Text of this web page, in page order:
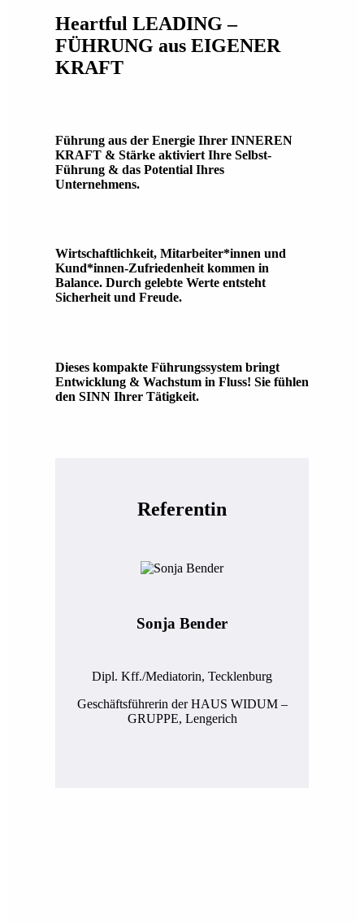
Heartful LEADING –
FÜHRUNG aus EIGENER
KRAFT
Führung aus der Energie Ihrer INNEREN
KRAFT & Stärke aktiviert Ihre Selbst-
Führung & das Potential Ihres
Unternehmens.
Wirtschaftlichkeit, Mitarbeiter*innen und
Kund*innen-Zufriedenheit kommen in
Balance. Durch gelebte Werte entsteht
Sicherheit und Freude.
Dieses kompakte Führungssystem bringt
Entwicklung & Wachstum in Fluss! Sie fühlen
den SINN Ihrer Tätigkeit.
Referentin
Sonja Bender
Dipl. Kff./Mediatorin, Tecklenburg
Geschäftsführerin der HAUS WIDUM –
GRUPPE, Lengerich